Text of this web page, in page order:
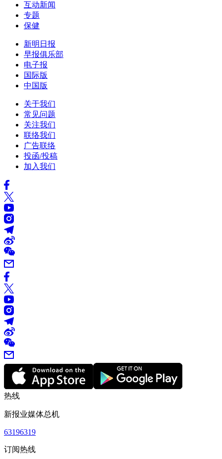
互动新闻
专题
保健
新明日报
早报俱乐部
电子报
国际版
中国版
关于我们
常见问题
关注我们
联络我们
广告联络
投函/投稿
加入我们
热线
新报业媒体总机
63196319
订阅热线